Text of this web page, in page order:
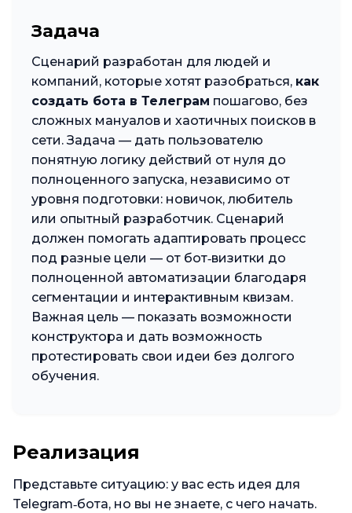
Задача
Сценарий разработан для людей и
компаний, которые хотят разобраться, как
создать бота в Телеграм пошагово, без
сложных мануалов и хаотичных поисков в
сети. Задача — дать пользователю
понятную логику действий от нуля до
полноценного запуска, независимо от
уровня подготовки: новичок, любитель
или опытный разработчик. Сценарий
должен помогать адаптировать процесс
под разные цели — от бот‑визитки до
полноценной автоматизации благодаря
сегментации и интерактивным квизам.
Важная цель — показать возможности
конструктора и дать возможность
протестировать свои идеи без долгого
обучения.
Реализация
Представьте ситуацию: у вас есть идея для
Telegram‑бота, но вы не знаете, с чего начать.